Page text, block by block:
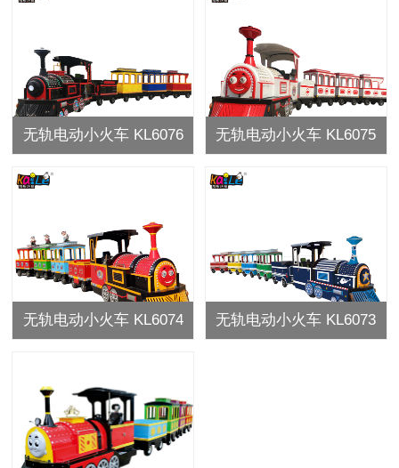
无轨电动小火车 KL6076 无轨电动小火车 KL6075
无轨电动小火车 KL6074 无轨电动小火车 KL6073